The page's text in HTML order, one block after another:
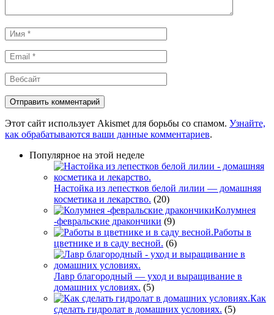
Имя
*
Email
*
Вебсайт
Этот сайт использует Akismet для борьбы со спамом. Узнайте,
как обрабатываются ваши данные комментариев.
Популярное на этой неделе
Настойка из лепестков белой лилии — домашняя
косметика и лекарство. (20)
Колумнея
-февральские дракончики (9)
Работы в
цветнике и в саду весной. (6)
Лавр благородный — уход и выращивание в
домашних условиях. (5)
Как
сделать гидролат в домашних условиях. (5)